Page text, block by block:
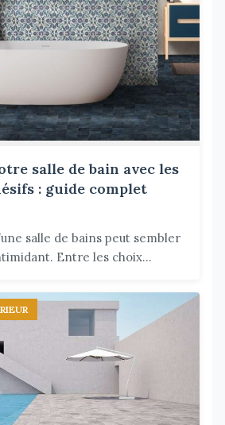
salle de bain avec les
: guide complet
salle de bains peut sembler
Entre les choix...